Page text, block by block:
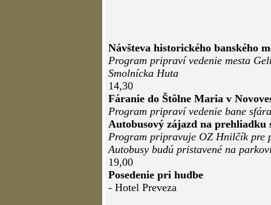
Návšteva historického banského
Program pripraví vedenie mesta
Smolnícka Huta
14,30
Fáranie do Štôlne Maria v
Program pripraví vedenie bane
Autobusový zájazd na
Program pripravuje OZ Hnilčík pre
Autobusy budú pristavené na
19,00
Posedenie pri hudbe
- Hotel Preveza